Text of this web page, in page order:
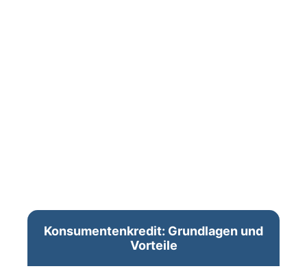
Konsumentenkredit: Grundlagen und
Vorteile